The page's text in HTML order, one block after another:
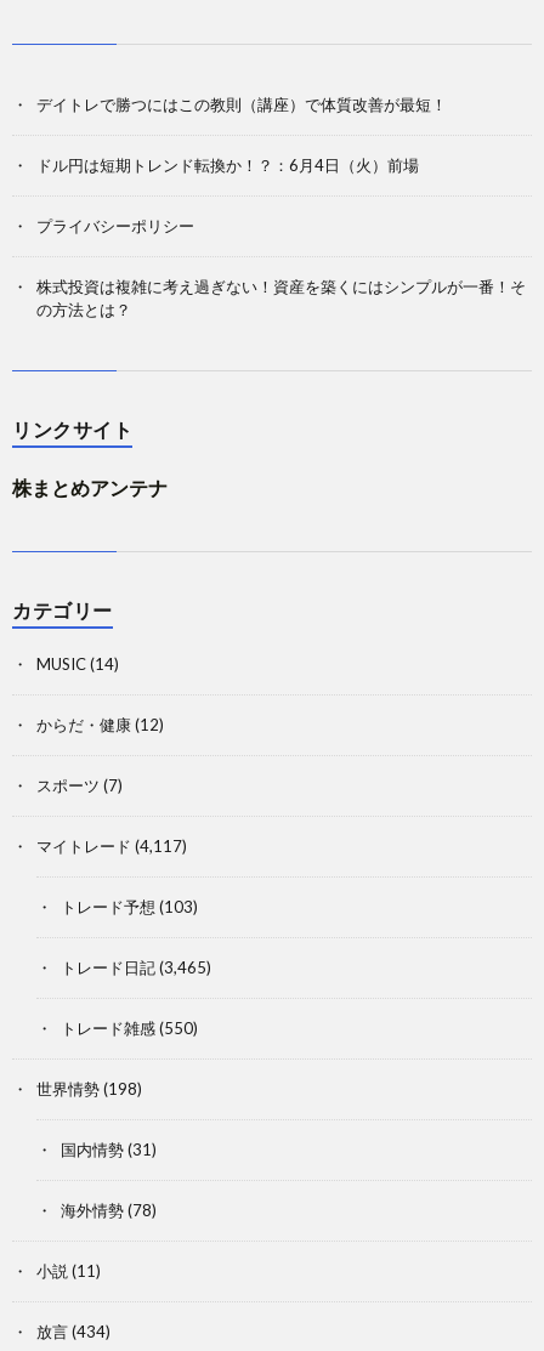
デイトレで勝つにはこの教則（講座）で体質改善が最短！
ドル円は短期トレンド転換か！？：6月4日（火）前場
プライバシーポリシー
株式投資は複雑に考え過ぎない！資産を築くにはシンプルが一番！そ
の方法とは？
リンクサイト
株まとめアンテナ
カテゴリー
MUSIC(14)
からだ・健康(12)
スポーツ (7)
マイトレード (4,117)
トレード予想 (103)
トレード日記(3,465)
トレード雑感(550)
世界情勢(198)
国内情勢(31)
海外情勢(78)
小説 (11)
放言(434)